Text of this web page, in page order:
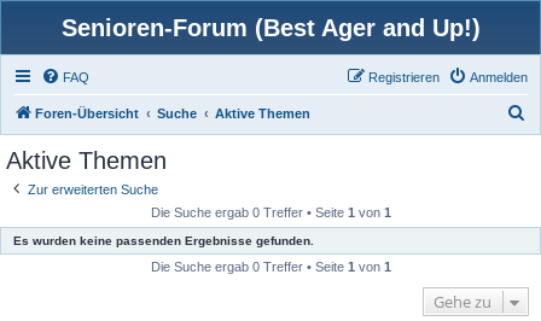
Senioren-Forum (Best Ager and Up!)
FAQ Anmelden
Registrieren
Foren-Übersicht Suche Aktive Themen
e
Aktive Themen
Zur erweiterten Suche
Die Suche ergab 0 Treffer • Seite 1 von 1
Es wurden keine passenden Ergebnisse gefunden.
Die Suche ergab 0 Treffer • Seite 1 von 1
Gehe zu